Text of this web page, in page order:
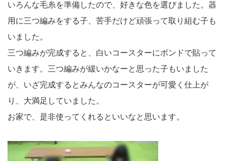
いろんな毛糸を準備したので、好きな色を選びました。器
用に三つ編みをする子、苦手だけど頑張って取り組む子も
いました。
三つ編みが完成すると、白いコースターにボンドで貼って
いきます。三つ編みが緩いかなーと思った子もいました
が、いざ完成するとみんなのコースターが可愛く仕上が
り、大満足していました。
お家で、是非使ってくれるといいなと思います。